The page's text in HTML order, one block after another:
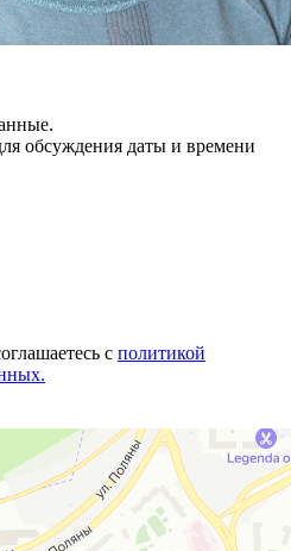
обсуждения даты и времени
с политикой